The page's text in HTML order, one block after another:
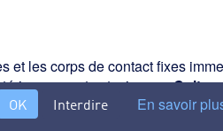
et les corps de contact fixes
support est mis en ...
Meteor Greendaf ...cultures
OK Interdire En savoir